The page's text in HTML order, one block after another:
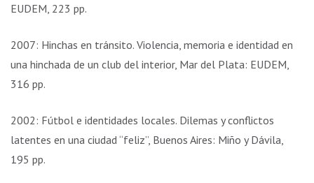
EUDEM, 223 pp.
2007: Hinchas en tránsito. Violencia, memoria e identidad en
una hinchada de un club del interior, Mar del Plata: EUDEM,
316 pp.
2002: Fútbol e identidades locales. Dilemas y conflictos
latentes en una ciudad “feliz”, Buenos Aires: Miño y Dávila,
195 pp.